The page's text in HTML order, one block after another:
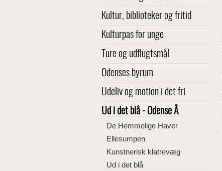
Kultur, biblioteker og fritid
Kulturpas for unge
Ture og udflugtsmål
Odenses byrum
Udeliv og motion i det fri
Ud i det blå - Odense Å
De Hemmelige Haver
Ellesumpen
Kunstnerisk klatrevæg
Ud i det blå